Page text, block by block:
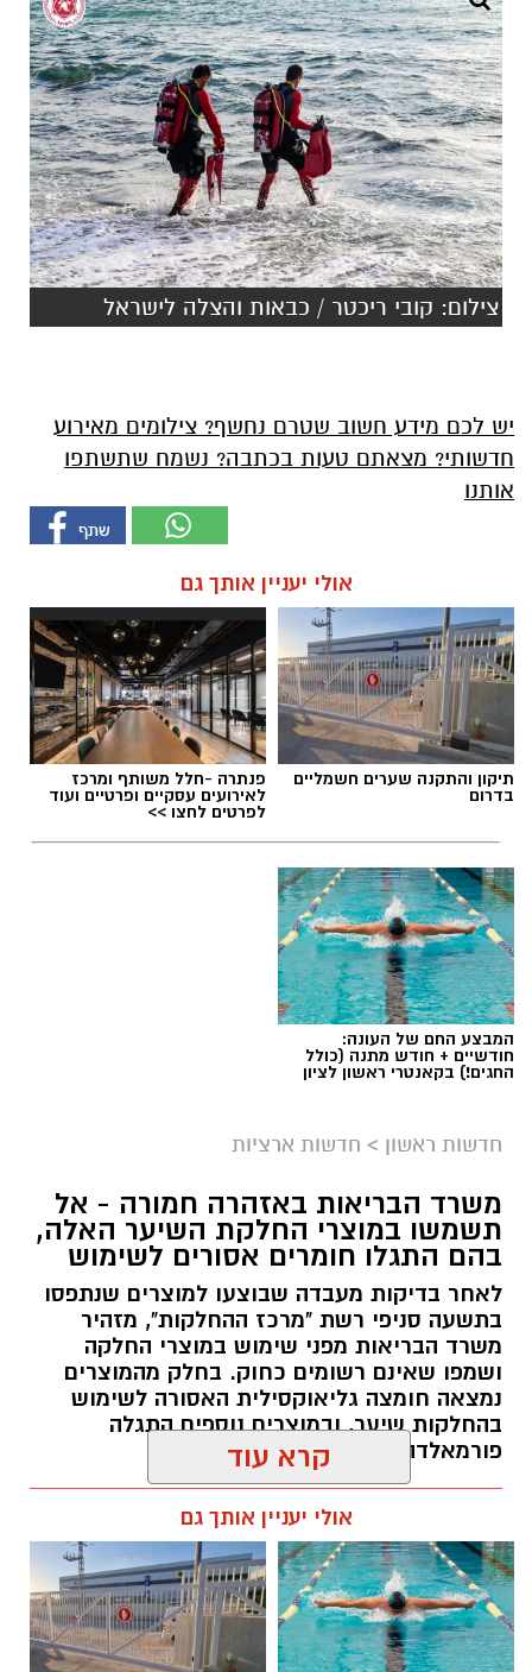
צילום: קובי ריכטר / כבאות והצלה לישראל
יש לכם מידע חשוב שטרם נחשף? צילומים מאירוע
חדשותי? מצאתם טעות בכתבה? נשמח שתשתפו
אותנו
אולי יעניין אותך גם
תיקון והתקנה שערים חשמליים
בדרום
פנתרה -חלל משותף ומרכז
לאירועים עסקיים ופרטיים ועוד
לפרטים לחצו >>
המבצע החם של העונה:
חודשיים + חודש מתנה (כולל
החגים!) בקאנטרי ראשון לציון
חדשות ראשון > חדשות ארציות
משרד הבריאות באזהרה חמורה - אל
תשמשו במוצרי החלקת השיער האלה,
בהם התגלו חומרים אסורים לשימוש
לאחר בדיקות מעבדה שבוצעו למוצרים שנתפסו
בתשעה סניפי רשת "מרכז ההחלקות", מזהיר
משרד הבריאות מפני שימוש במוצרי החלקה
ושמפו שאינם רשומים כחוק. בחלק מהמוצרים
נמצאה חומצה גליאוקסילית האסורה לשימוש
בהחלקות שיער, ובמוצרים נוספים התגלה
פורמאלדהיד - חומר המוגדר כמסרטן
קרא עוד
אולי יעניין אותך גם